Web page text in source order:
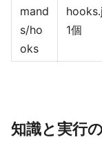
mand
s/ho
oks
1個
知識と実行